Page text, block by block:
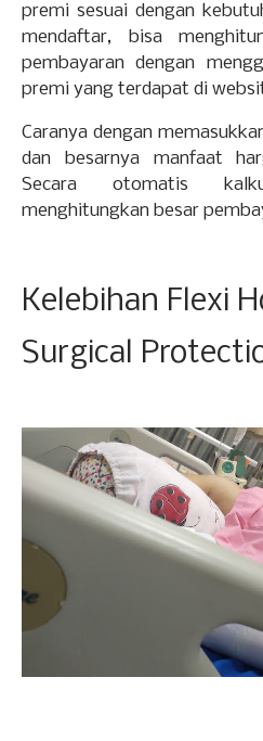
premi sesuai dengan
mendaftar, bisa
pembayaran dengan
premi yang terdapat di
Caranya dengan
dan besarnya manfaat
Secara otomatis
menghitungkan besar
Kelebihan Flexi
Surgical